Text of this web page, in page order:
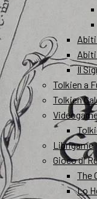
Abiti
Abiti
Il
Tolkien a
Tolkien
Librigame
Gioco di
The
Lo